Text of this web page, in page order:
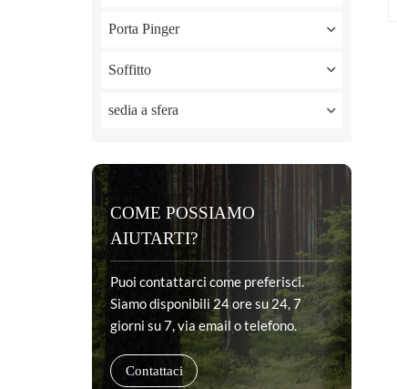
Porta Pinger
Soffitto
sedia a sfera
COME POSSIAMO
AIUTARTI?
Puoi contattarci come preferisci.
Siamo disponibili 24 ore su 24, 7
giorni su 7, via email o telefono.
Contattaci